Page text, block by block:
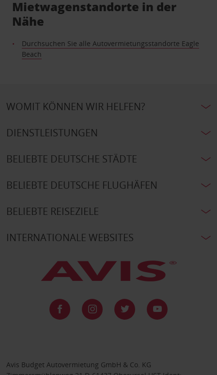
Mietwagenstandorte in der
Nähe
Durchsuchen Sie alle Autovermietungsstandorte Eagle
Beach
WOMIT KÖNNEN WIR HELFEN?
DIENSTLEISTUNGEN
BELIEBTE DEUTSCHE STÄDTE
BELIEBTE DEUTSCHE FLUGHÄFEN
BELIEBTE REISEZIELE
INTERNATIONALE WEBSITES
Avis Budget Autovermietung GmbH & Co. KG